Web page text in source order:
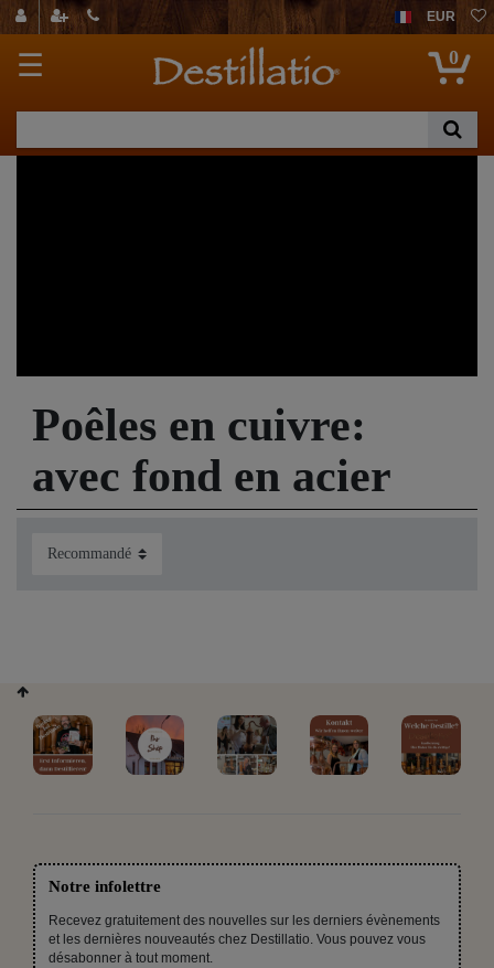
EUR
☰ 0
Poêles en cuivre:
avec fond en acier
Notre infolettre
Recevez gratuitement des nouvelles sur les derniers évènements
et les dernières nouveautés chez Destillatio. Vous pouvez vous
désabonner à tout moment.